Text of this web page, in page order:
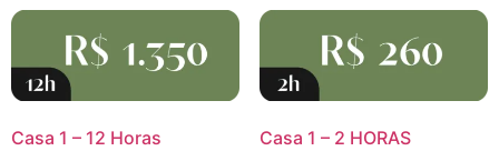
Casa 1 – 12 Horas Casa 1 – 2 HORAS